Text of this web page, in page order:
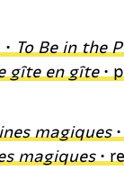
To Be in the
gîte en gîte•
magiques
magiques•